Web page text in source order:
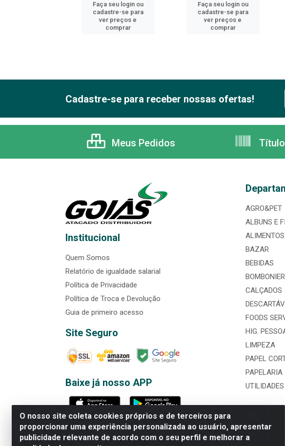
Faça seu login ou
cadastre-se para
ver preços e
comprar
Faça seu login ou
cadastre-se para
ver preços e
comprar
O nosso site coleta cookies próprios e de terceiros para
proporcionar uma experiência personalizada ao usuário, apresentar
publicidade relevante de acordo com o seu perfil e melhorar a
Cadastre-se para receber nossas ofertas!
Meus Pedidos
Institucional
Quem Somos
Relatório de igualdade salarial
Política de Privacidade
Política de Troca e Devolução
Guia de primeiro acesso
Site Seguro
Baixe já nosso APP
AGRO&PET
ALBUNS E
ALIMENTOS
BAZAR
BEBIDAS
CALÇADOS
FOODS
HIG.
LIMPEZA
PAPEL
PAPELARIA
Rede Brasil - Avenida Universitária, nº 3860,